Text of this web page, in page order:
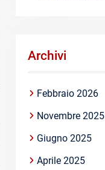
Archivi
Febbraio 2026
Novembre 2025
Giugno 2025
Aprile 2025